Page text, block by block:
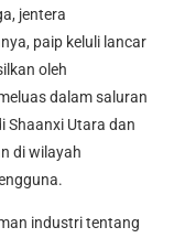
jentera
paip keluli lancar
oleh
dalam saluran
Shaanxi Utara dan
di wilayah
industri tentang